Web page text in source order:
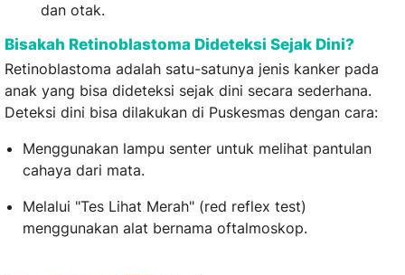
dan otak.
Bisakah Retinoblastoma Dideteksi Sejak Dini?
Retinoblastoma adalah satu-satunya jenis kanker pada
anak yang bisa dideteksi sejak dini secara sederhana.
Deteksi dini bisa dilakukan di Puskesmas dengan cara:
Menggunakan lampu senter untuk melihat pantulan
cahaya dari mata.
Melalui "Tes Lihat Merah" (red reflex test)
menggunakan alat bernama oftalmoskop.